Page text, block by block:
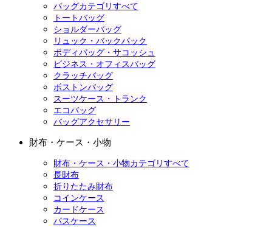
バッグカテゴリすべて
トートバッグ
ショルダーバッグ
リュック・バックパック
ボディバッグ・サコッシュ
ビジネス・オフィスバッグ
クラッチバッグ
ボストンバッグ
スーツケース・トランク
エコバッグ
バッグアクセサリー
財布・ケース・小物
財布・ケース・小物カテゴリすべて
長財布
折りたたみ財布
コインケース
カードケース
パスケース